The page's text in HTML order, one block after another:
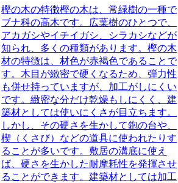
樫の木の特徴樫の木は、常緑樹の一種で
ブナ科の高木です。広葉樹のひとつで、
アカガシやイチイガシ、シラカシなどが
知られ、多くの種類があります。樫の木
材の特徴は、材色が赤褐色であることで
す。木目が緻密で硬くなるため、弾力性
も併せ持っていますが、加工がしにくい
です。緻密な分だけ乾燥もしにくく、建
築材としては使いにくさが目立ちます。
しかし、その硬さを生かして鉋の台や、
楔（くさび）などの道具に使われたりす
ることが多いです。敷居の溝底に使え
ば、硬さを生かした耐摩耗性を発揮させ
ることができます。建築材としては加工